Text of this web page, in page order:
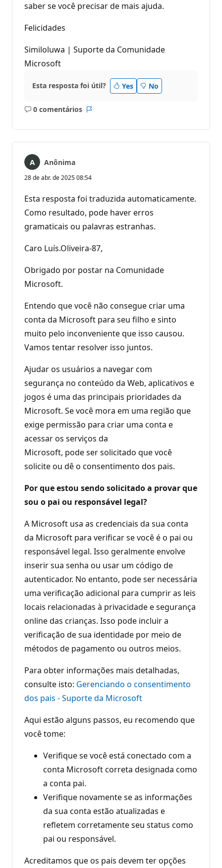
saber se você precisar de mais ajuda.
Felicidades
Similoluwa | Suporte da Comunidade
Microsoft
Esta resposta foi útil? Yes No
0 comentários
Sem
Anônima
28 de abr. de 2025 08:54
Esta resposta foi traduzida automaticamente.
Como resultado, pode haver erros
gramaticais ou palavras estranhas.
Caro Luís.Oliveira-87,
Obrigado por postar na Comunidade
Microsoft.
Entendo que você não consegue criar uma
conta da Microsoft para seu filho e sinto
muito pelo inconveniente que isso causou.
Vamos tentar resolver isso juntos.
Ajudar os usuários a navegar com
segurança no conteúdo da Web, aplicativos e
jogos é uma das principais prioridades da
Microsoft. Se você mora em uma região que
exige permissão para criar uma conta e
acessar os serviços da
Microsoft, pode ser solicitado que você
solicite ou dê o consentimento dos pais.
Por que estou sendo solicitado a provar que
sou o pai ou responsável legal?
A Microsoft usa as credenciais da sua conta
da Microsoft para verificar se você é o pai ou
responsável legal. Isso geralmente envolve
inserir sua senha ou usar um código de
autenticador. No entanto, pode ser necessária
uma verificação adicional para cumprir as leis
locais relacionadas à privacidade e segurança
online das crianças. Isso pode incluir a
verificação de sua identidade por meio de
métodos de pagamento ou outros meios.
Para obter informações mais detalhadas,
consulte isto: Gerenciando o consentimento
dos pais - Suporte da Microsoft
Aqui estão alguns passos, eu recomendo que
você tome:
Verifique se você está conectado com a
conta Microsoft correta designada como
a conta pai.
Verifique novamente se as informações
da sua conta estão atualizadas e
refletem corretamente seu status como
pai ou responsável.
Acreditamos que os pais devem ter opções